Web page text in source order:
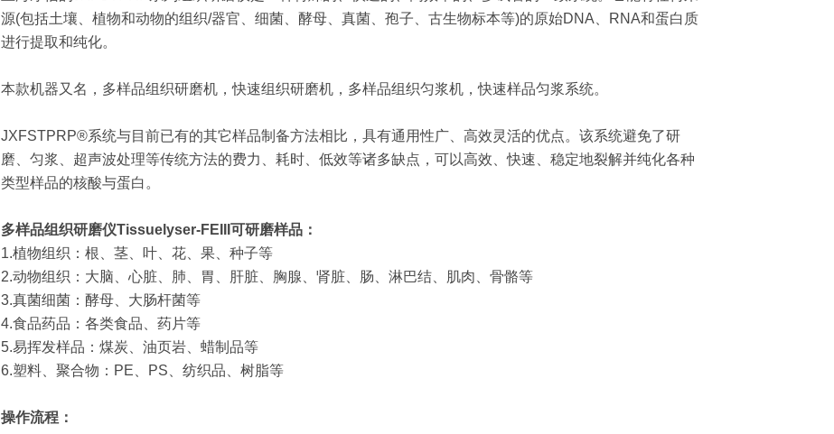
源(包括土壤、植物和动物的组织/器官、细菌、酵母、真菌、孢子、古生物标本等)的原始DNA、RNA和蛋白质
进行提取和纯化。
本款机器又名，多样品组织研磨机，快速组织研磨机，多样品组织匀浆机，快速样品匀浆系统。
JXFSTPRP®系统与目前已有的其它样品制备方法相比，具有通用性广、高效灵活的优点。该系统避免了研
磨、匀浆、超声波处理等传统方法的费力、耗时、低效等诸多缺点，可以高效、快速、稳定地裂解并纯化各种
类型样品的核酸与蛋白。
多样品组织研磨仪Tissuelyser-FEIII 可研磨样品：
1.植物组织：根、茎、叶、花、果、种子等
2.动物组织：大脑、心脏、肺、胃、肝脏、胸腺、肾脏、肠、淋巴结、肌肉、骨骼等
3.真菌细菌：酵母、大肠杆菌等
4.食品药品：各类食品、药片等
5.易挥发样品：煤炭、油页岩、蜡制品等
6.塑料、聚合物：PE、PS、纺织品、树脂等
操作流程：